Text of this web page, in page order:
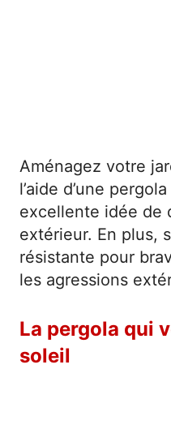
Aménagez votre
l’aide d’une
excellente idée de
extérieur. En plus,
résistante pour
les agressions
La pergola qui
soleil